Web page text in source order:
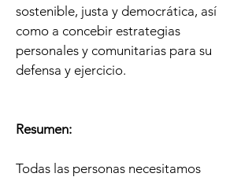
sostenible, justa y democrática, así
como a concebir estrategias
personales y comunitarias para su
defensa y ejercicio.
Resumen:
Todas las personas necesitamos